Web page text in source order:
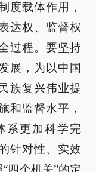
度载体作用，
达权、监督权
过程。要坚持
展，为以中国
族复兴伟业提
和监督水平，
系更加科学完
针对性、实效
四个机关”的定